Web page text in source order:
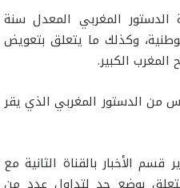
الدستور المغربي المعدل سنة
وكذلك ما يتعلق بتعويض
الكبير.
من الدستور المغربي الذي يقر
الأخبار بالقناة الثانية مع